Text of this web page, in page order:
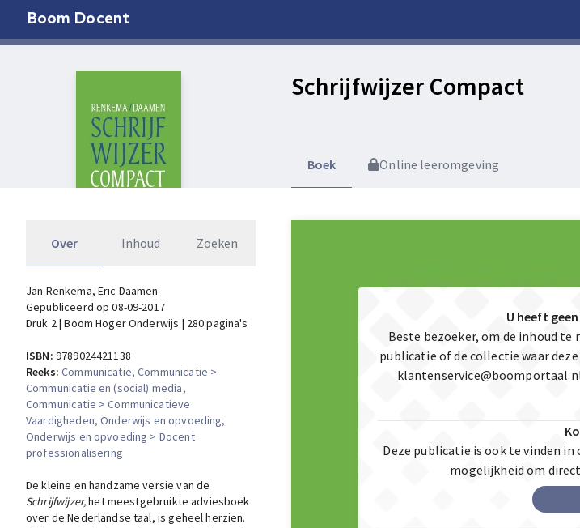
Boom Docent
Schrijfwijzer Compact
Boek Online leeromgeving
Over Inhoud Zoeken
Jan Renkema, Eric Daamen
Gepubliceerd op 08-09-2017
Druk 2 | Boom Hoger Onderwijs | 280 pagina's
ISBN: 9789024421138
Reeks:Communicatie, Communicatie >
Communicatie en (social) media,
Communicatie > Communicatieve
Vaardigheden, Onderwijs en opvoeding,
Onderwijs en opvoeding > Docent
professionalisering
De kleine en handzame versie van de
Schrijfwijzer,het meestgebruikte adviesboek
over de Nederlandse taal, is geheel herzien.
U heeft
Beste bezoeker, om de inhoud
publicatie of de collectie waar
Deze publicatie is ook te vinden
mogelijkheid om